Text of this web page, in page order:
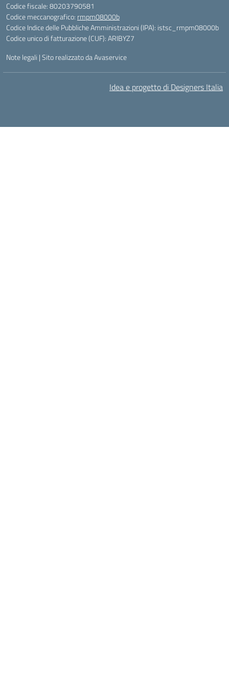
Codice fiscale: 80203790581
Codice meccanografico: rmpm08000b
Codice Indice delle Pubbliche Amministrazioni (IPA): istsc_rmpm08000b
Codice unico di fatturazione (CUF): ARIBYZ7
Note legali |Sito realizzato da Avaservice
Idea e progetto di Designers Italia